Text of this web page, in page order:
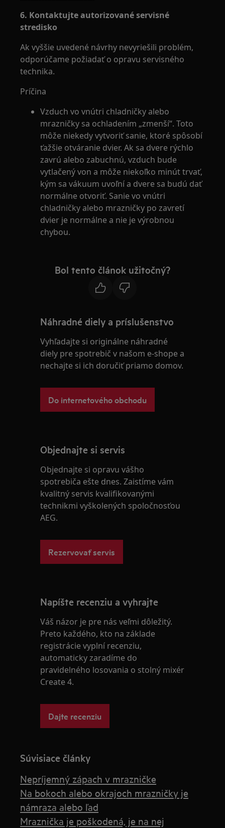
6. Kontaktujte autorizované servisné
stredisko
Ak vyššie uvedené návrhy nevyriešili problém,
odporúčame požiadať o opravu servisného
technika.
Príčina
Vzduch vo vnútri chladničky alebo
mrazničky sa ochladením „zmenší“. Toto
môže niekedy vytvoriť sanie, ktoré spôsobí
ťažšie otváranie dvier. Ak sa dvere rýchlo
zavrú alebo zabuchnú, vzduch bude
vytlačený von a môže niekoľko minút trvať,
kým sa vákuum uvoľní a dvere sa budú dať
normálne otvoriť. Sanie vo vnútri
chladničky alebo mrazničky po zavretí
dvier je normálne a nie je výrobnou
chybou.
Bol tento článok užitočný?
Náhradné diely a príslušenstvo
Vyhľadajte si originálne náhradné
diely pre spotrebič v našom e-shope a
nechajte si ich doručiť priamo domov.
Do internetového obchodu
Objednajte si servis
Objednajte si opravu vášho
spotrebiča ešte dnes. Zaistíme vám
kvalitný servis kvalifikovanými
technikmi vyškolených spoločnosťou
AEG.
Rezervovať servis
Napíšte recenziu a vyhrajte
Váš názor je pre nás veľmi dôležitý.
Preto každého, kto na základe
registrácie vyplní recenziu,
automaticky zaradíme do
pravidelného losovania o stolný mixér
Create 4.
Dajte recenziu
Súvisiace články
Nepríjemný zápach v mrazničke
Na bokoch alebo okrajoch mrazničky je
námraza alebo ľad
Mraznička je poškodená, je na nej